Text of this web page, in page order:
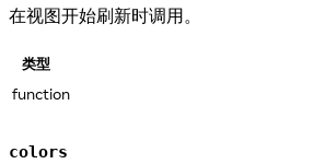
在视图开始刷新时调用。
类型
function
colors